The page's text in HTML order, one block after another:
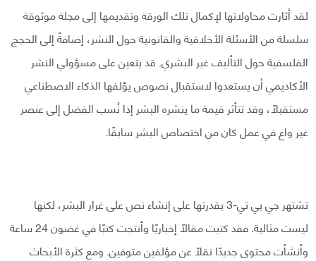
لقد أثارت محاولاتها لإكمال تلك الورقة وتقديمها إلى مجلة موثوقة
سلسلة من الأسئلة الأخلاقية والقانونية حول النشر، إضافةً إلى الحجج
الفلسفية حول التأليف غير البشري. قد يتعين على مسؤولي النشر
الأكاديمي أن يستعدوا لاستقبال نصوص يؤلفها الذكاء الاصطناعي
مستقبلًا، وقد تتأثر قيمة ما ينشره البشر إذا نُسب الفضل إلى عنصر
غير واع في عمل كان من اختصاص البشر سابقًا.
تشتهر جي بي تي-3 بقدرتها على إنشاء نص على غرار البشر، لكنها
ليست مثالية. فقد كتبت مقالًا إخباريًا وأنتجت كتبًا في غضون 24 ساعة
وأنشأت محتوى جديدًا نقلًا عن مؤلفين متوفين. ومع كثرة الأبحاث